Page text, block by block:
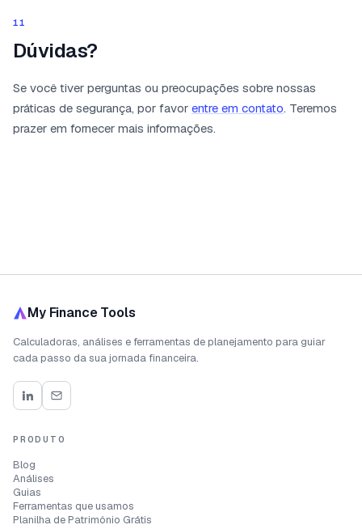
11
Dúvidas?
Se você tiver perguntas ou preocupações sobre nossas
práticas de segurança, por favor entre em contato. Teremos
prazer em fornecer mais informações.
My Finance Tools
Calculadoras, análises e ferramentas de planejamento para guiar
cada passo da sua jornada financeira.
PRODUTO
Blog
Análises
Guias
Ferramentas que usamos
Planilha de Patrimônio Grátis